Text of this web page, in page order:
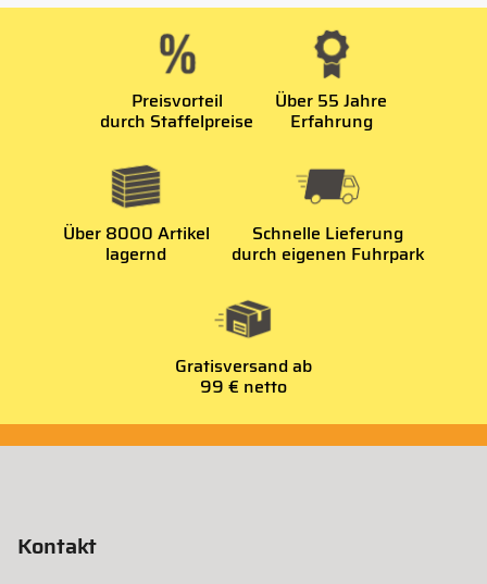
Preisvorteil
durch Staffelpreise
Über 55 Jahre
Erfahrung
Über 8000 Artikel
lagernd
Schnelle Lieferung
durch eigenen Fuhrpark
Gratisversand ab
99 € netto
Kontakt